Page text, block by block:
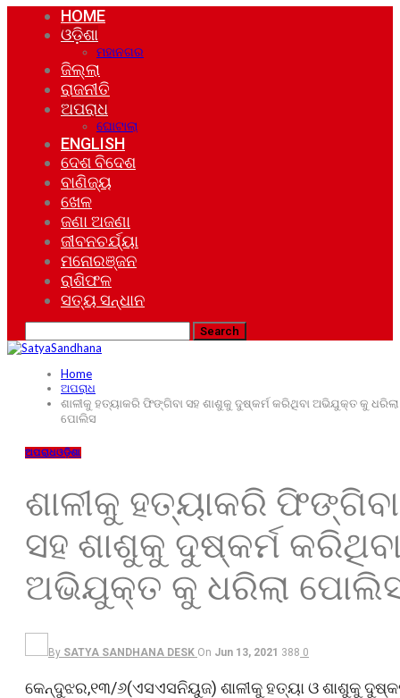
HOME
ଓଡ଼ିଶା
ମହାନଗର
ଜିଲ୍ଲା
ରାଜନୀତି
ଅପରାଧ
ଘୋଟାଲା
ENGLISH
ଦେଶ ବିଦେଶ
ବାଣିଜ୍ୟ
ଖେଳ
ଜଣା ଅଜଣା
ଜୀବନଚର୍ଯ୍ୟା
ମନୋରଞ୍ଜନ
ରାଶିଫଳ
ସତ୍ୟ ସନ୍ଧାନ
Home
ଅପରାଧ
ଶାଳୀକୁ ହତ୍ୟାକରି ଫିଙ୍ଗିବା ସହ ଶାଶୁକୁ ଦୁଷ୍କର୍ମ କରିଥିବା ଅଭିଯୁକ୍ତ କୁ ଧରିଲା
ପୋଲିସ
ଅପରାଧଓଡ଼ିଶା
ଶାଳୀକୁ ହତ୍ୟାକରି ଫିଙ୍ଗିବା
ସହ ଶାଶୁକୁ ଦୁଷ୍କର୍ମ
ଅଭିଯୁକ୍ତ କୁ ଧରିଲା
By SATYA SANDHANA DESK On Jun 13, 2021 388 0
କେନ୍ଦୁଝର,୧୩/୬(ଏସଏସନିୟୁଜ) ଶାଳୀକୁ ହତ୍ୟା ଓ ଶାଶୁକୁ